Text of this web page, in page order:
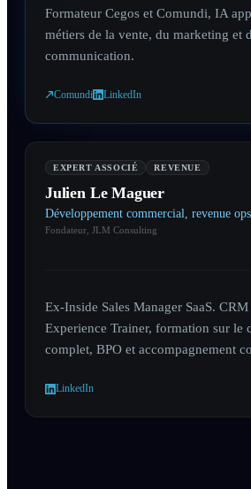
Formateur Cegos et Comundi, IA
métiers de la vente, du marketing et
communication.
Comundi LinkedIn
EXPERT ASSOCIÉ REVENUE
Julien Le Maguer
Développement commercial, revenue ops
Fondateur, JLM Consulting
Ex-Inside Sales Manager SaaS.
Experience Trainer, formation sur le
complet, BPO et accompagnement
LinkedIn